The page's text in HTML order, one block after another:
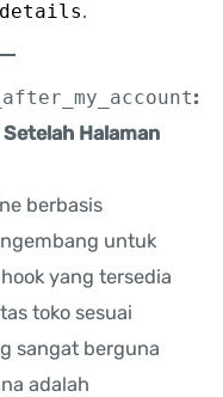
.
:
Halaman
berbasis
untuk
yang tersedia
toko sesuai
sangat berguna
adalah